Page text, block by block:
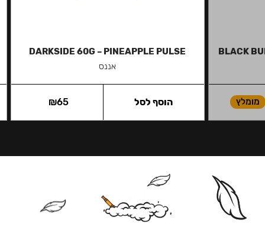
BLACK
מומלץ
DARKSIDE 60G – PINEAPPLE PULSE
אננס
₪65 הוסף לסל